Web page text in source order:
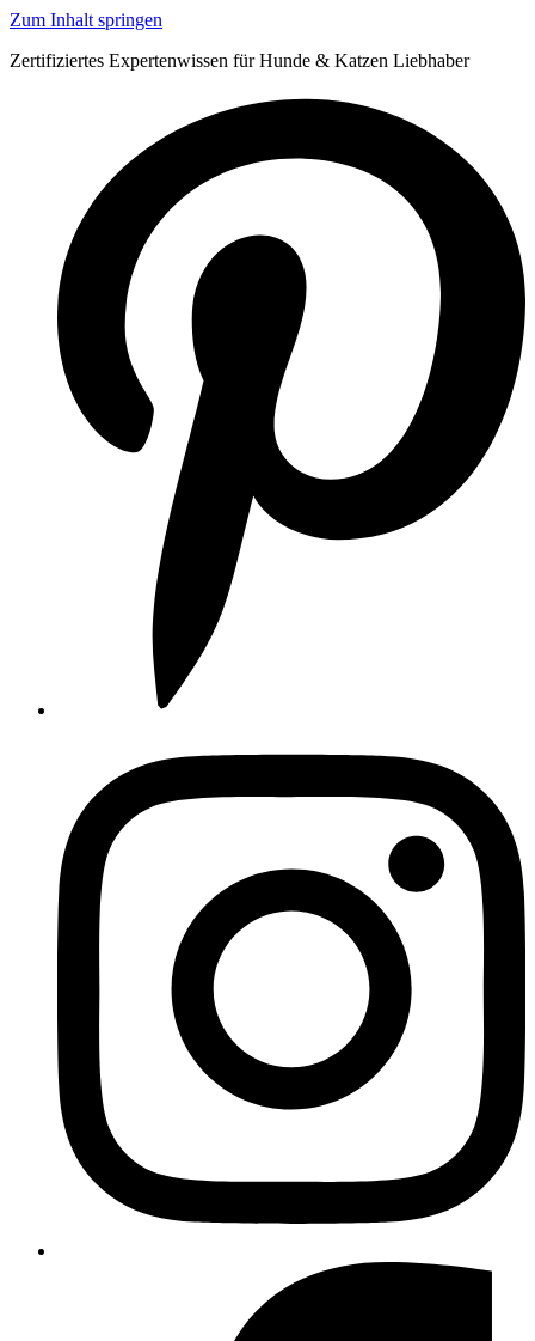
Zum Inhalt springen
Zertifiziertes Expertenwissen für Hunde & Katzen Liebhaber